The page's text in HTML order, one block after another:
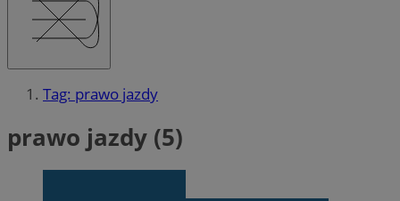
Tag: prawo jazdy
prawo jazdy (5)